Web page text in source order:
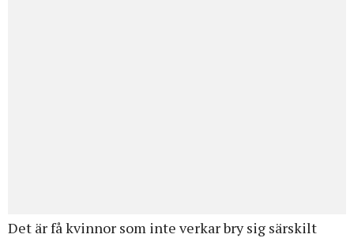
Det är få kvinnor som inte verkar bry sig särskilt